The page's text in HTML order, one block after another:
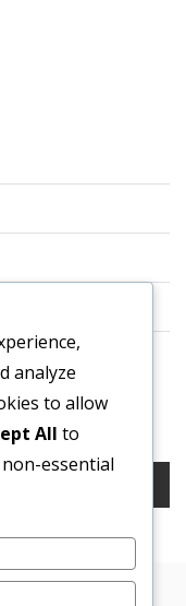
analyze
to allow
All to
essential